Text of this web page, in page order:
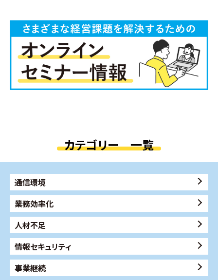
カテゴリー 一覧
通信環境
業務効率化
人材不足
情報セキュリティ
事業継続